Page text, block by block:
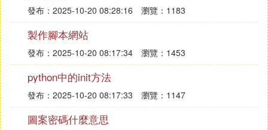
發布：2025-10-20 08:28:16 瀏覽：1183
製作腳本網站
發布：2025-10-20 08:17:34 瀏覽：1453
python中的init方法
發布：2025-10-20 08:17:33 瀏覽：1147
圖案密碼什麼意思